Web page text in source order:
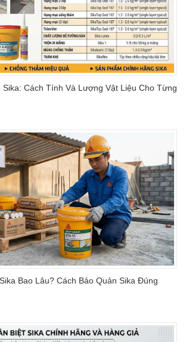
Cách Tính Và Lượng Vật Liệu Cho Từng
Bao Lâu? Cách Bảo Quản Sika Đúng